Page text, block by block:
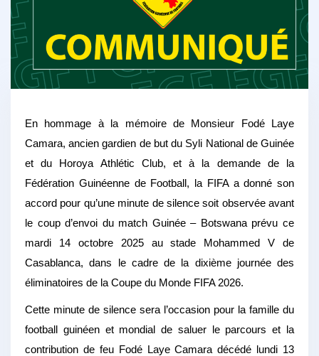
En hommage à la mémoire de Monsieur Fodé Laye
Camara, ancien gardien de but du Syli National de Guinée
et du Horoya Athlétic Club, et à la demande de la
Fédération Guinéenne de Football, la FIFA a donné son
accord pour qu’une minute de silence soit observée avant
le coup d’envoi du match Guinée – Botswana prévu ce
mardi 14 octobre 2025 au stade Mohammed V de
Casablanca, dans le cadre de la dixième journée des
éliminatoires de la Coupe du Monde FIFA 2026.
Cette minute de silence sera l’occasion pour la famille du
football guinéen et mondial de saluer le parcours et la
contribution de feu Fodé Laye Camara décédé lundi 13